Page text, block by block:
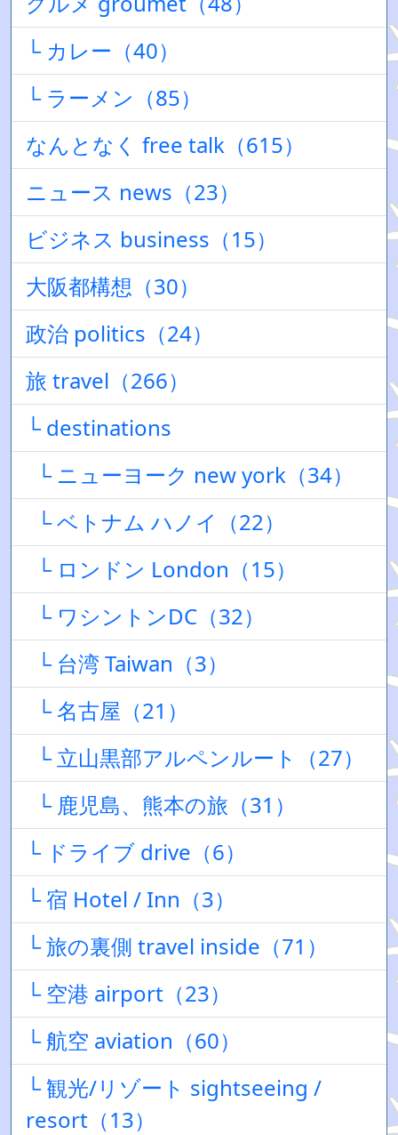
└ カレー（40）
└ ラーメン（85）
なんとなく free talk（615）
ニュース news（23）
ビジネス business（15）
大阪都構想（30）
政治 politics（24）
旅 travel（266）
└ destinations
└ ニューヨーク new york（34）
└ ベトナム ハノイ（22）
└ ロンドン London（15）
└ ワシントンDC（32）
└ 台湾 Taiwan（3）
└ 名古屋（21）
└ 立山黒部アルペンルート（27）
└ 鹿児島、熊本の旅（31）
└ ドライブ drive（6）
└ 宿 Hotel / Inn（3）
└ 旅の裏側 travel inside（71）
└ 空港 airport（23）
└ 航空 aviation（60）
└ 観光/リゾート sightseeing /
resort（13）